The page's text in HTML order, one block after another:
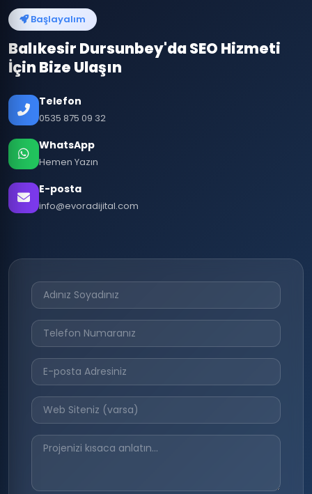
Başlayalım
Balıkesir Dursunbey'da SEO Hizmeti
İçin Bize Ulaşın
Telefon
0535 875 09 32
WhatsApp
Hemen Yazın
E-posta
info@evoradijital.com